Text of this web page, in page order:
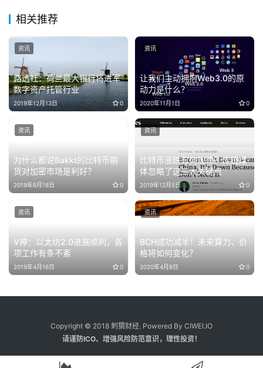
相关推荐
路透社：荷兰最大银行将进军
数字资产托管行业
2019年12月13日 0
资讯
让我们主动拥抱Web3.0的原
动力是什么？
2020年11月1日 0
资讯
为什么都说Bakkt的比特币期
货对加密市场是利好？
2019年8月18日 0
资讯
比特币涨跌有何规律？传统媒
体忽略了这三大关键点
2019年12月5日 0
资讯
V神：以太坊2.0进展顺利，各
项工作有条不紊
2019年4月16日 0
资讯
BCH成功减半！未来算力、价
格将如何变化？
2020年4月8日 0
资讯
Copyright © 2018 刺猬财经. Powered By CIWEI.IO
请谨防ICO、增强风险防范意识，理性投资！